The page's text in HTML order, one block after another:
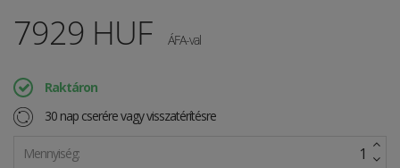
7929 HUF ÁFA-val
Raktáron
30 nap cserére vagy visszatérítésre
Mennyiség: